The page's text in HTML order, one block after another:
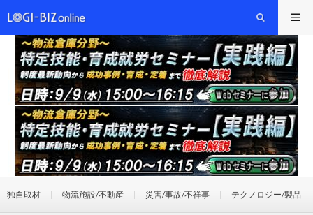
独自取材 物流施設/不動産 災害/事故/不祥事 テクノロジー/製品